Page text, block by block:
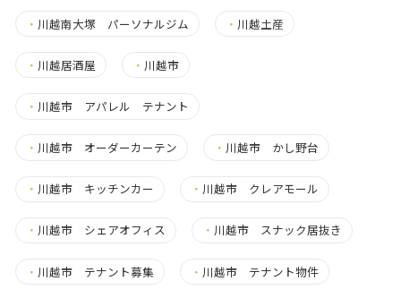
・ 川越南大塚 パーソナルジム ・ 川越土産
・ 川越居酒屋 ・ 川越市
・ 川越市 アパレル テナント
・ 川越市 オーダーカーテン ・ 川越市 かし野台
・ 川越市 キッチンカー ・ 川越市 クレアモール
・ 川越市 シェアオフィス ・ 川越市 スナック居抜き
・ 川越市 テナント募集 ・ 川越市 テナント物件